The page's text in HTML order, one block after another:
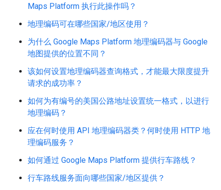
Maps Platform 执行此操作吗？
地理编码可在哪些国家/地区使用？
为什么 Google Maps Platform 地理编码器与 Google
地图提供的位置不同？
该如何设置地理编码器查询格式，才能最大限度提升
请求的成功率？
如何为有编号的美国公路地址设置统一格式，以进行
地理编码？
应在何时使用 API 地理编码器类？何时使用 HTTP 地
理编码服务？
如何通过 Google Maps Platform 提供行车路线？
行车路线服务面向哪些国家/地区提供？